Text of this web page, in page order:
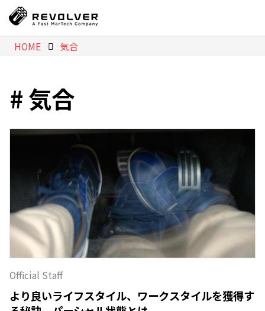
HOME 気合
気合
Official Staff
より良いライフスタイル、ワークスタイルを獲得す